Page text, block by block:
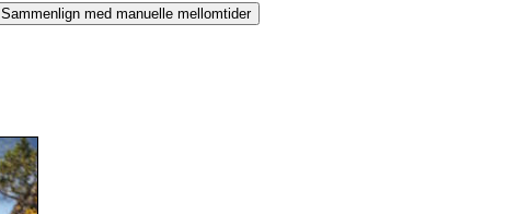
Sammenlign med manuelle mellomtider